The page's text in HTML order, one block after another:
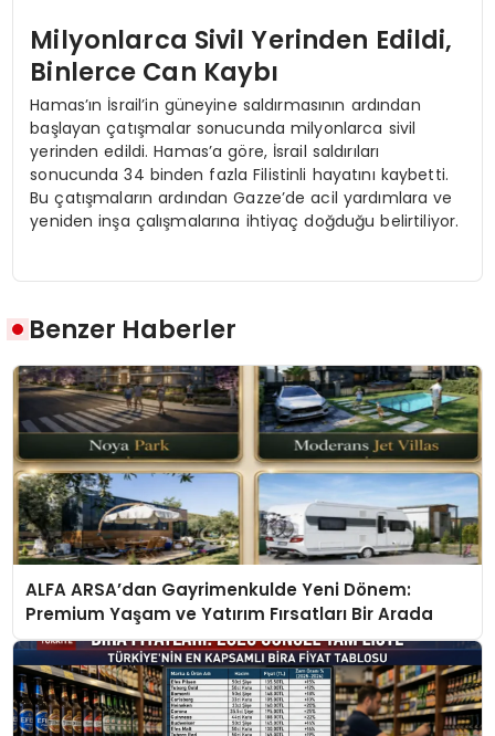
Milyonlarca Sivil Yerinden Edildi,
Binlerce Can Kaybı
Hamas’ın İsrail’in güneyine saldırmasının ardından
başlayan çatışmalar sonucunda milyonlarca sivil
yerinden edildi. Hamas’a göre, İsrail saldırıları
sonucunda 34 binden fazla Filistinli hayatını kaybetti.
Bu çatışmaların ardından Gazze’de acil yardımlara ve
yeniden inşa çalışmalarına ihtiyaç doğduğu belirtiliyor.
Benzer Haberler
ALFA ARSA’dan Gayrimenkulde Yeni Dönem:
Premium Yaşam ve Yatırım Fırsatları Bir Arada